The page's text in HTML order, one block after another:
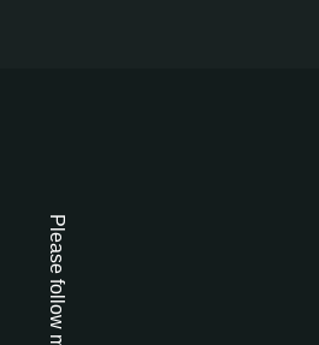
Please follow me